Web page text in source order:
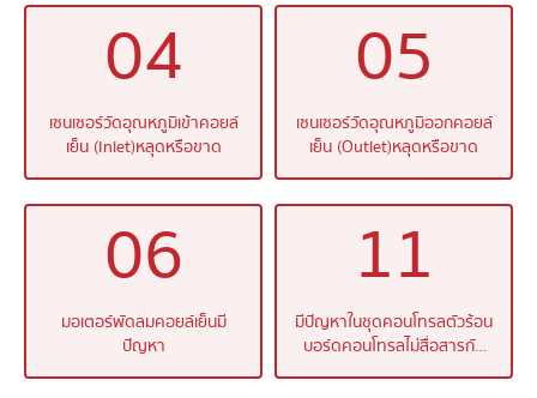
04
เซนเซอร์วัดอุณหภูมิเข้าคอยล์
เย็น (Inlet)หลุดหรือขาด
05
เซนเซอร์วัดอุณหภูมิออกคอยล์
เย็น (Outlet)หลุดหรือขาด
06
มอเตอร์พัดลมคอยล์เย็นมี
ปัญหา
11
มีปัญหาในชุดคอนโทรลตัวร้อน
บอร์ดคอนโทรลไม่สื่อสารกับ
Driver